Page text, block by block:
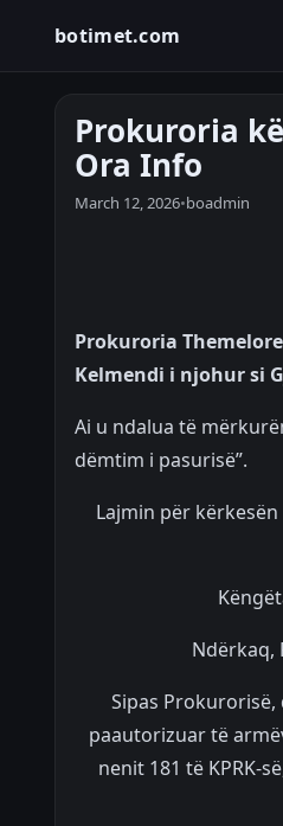
botimet.com
Prokuroria
Ora Info
March 12, 2026•boadmin
Prokuroria
Kelmendi i njohur si
Ai u ndalua të
dëmtim i pasurisë”.
Lajmin për
Ndërkaq,
Sipas Prokurorisë,
paautorizuar të
nenit 181 të KPRK-